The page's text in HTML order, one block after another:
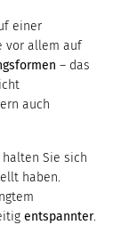
einer
vor allem auf
– das
auch
Sie sich
haben.
entspannter.